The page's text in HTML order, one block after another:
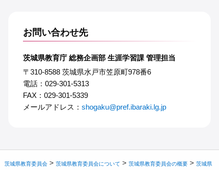
お問い合わせ先
茨城県教育庁 総務企画部 生涯学習課 管理担当
〒310-8588 茨城県水戸市笠原町978番6
電話：029-301-5313
FAX：029-301-5339
メールアドレス： shogaku@pref.ibaraki.lg.jp
茨城県教育委員会 >茨城県教育委員会について >茨城県教育委員会の概要 >茨城県